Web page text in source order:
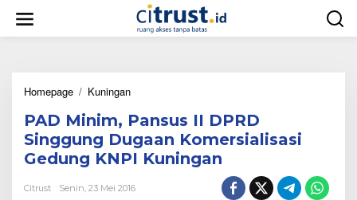
w
Homepage / Kuningan
D
M
i
n
m
PAD Minim, Pansus II DPRD
Singgung Dugaan Komersialisasi
Gedung KNPI Kuningan
Citrust Senin, 23 Mei 2016